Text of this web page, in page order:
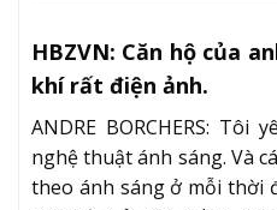
HBZVN: Căn hộ của
khí rất điện ảnh.
ANDRE BORCHERS:
nghệ thuật ánh sáng. Và
theo ánh sáng ở mỗi thời